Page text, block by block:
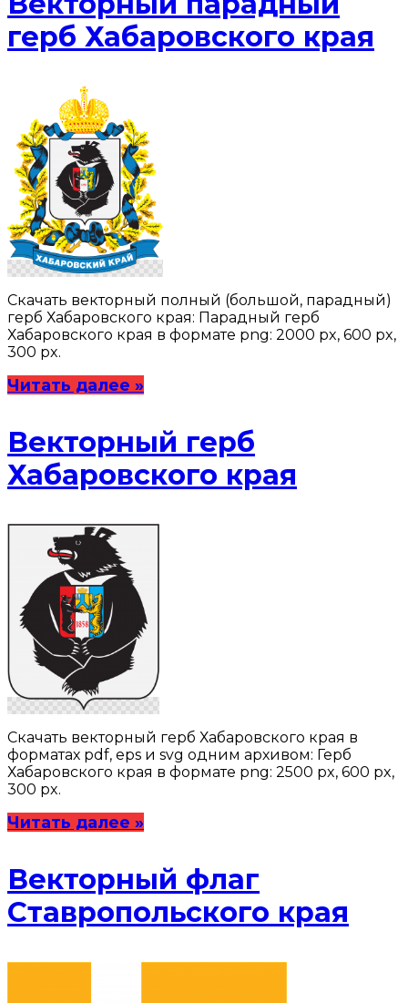
герб Хабаровского края
Скачать векторный полный (большой, парадный)
герб Хабаровского края: Парадный герб
Хабаровского края в формате png: 2000 px, 600 px,
300 px.
Читать далее »
Векторный герб
Хабаровского края
Скачать векторный герб Хабаровского края в
форматах pdf, eps и svg одним архивом: Герб
Хабаровского края в формате png: 2500 px, 600 px,
300 px.
Читать далее »
Векторный флаг
Ставропольского края